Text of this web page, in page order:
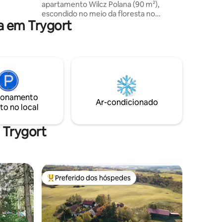
apartamento Wilcz Polana (90 m²),
escondido no meio da floresta no
território do nosso agroturismo, onde o
tempo flui mais devagar. Oferecemos
Há também uma área de relaxamento
com sauna e banheira de
hidromassagem, com cinema de verão
(custo extra). Experimente a magia
em Trygort
no local
Ar-condicionado
Trygort
Entre os melhores preferidos dos hóspedes
Preferido dos hóspedes